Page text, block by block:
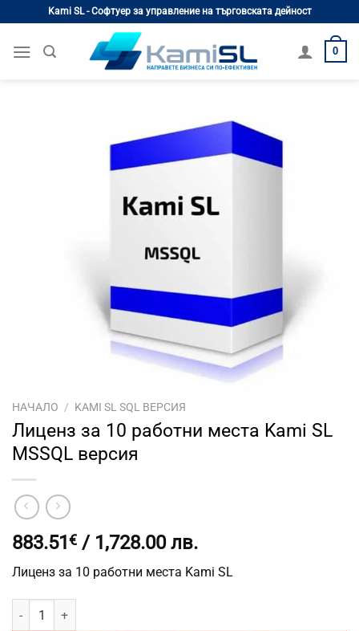
content
Kami SL - Софтуер за управление на търговската дейност
0
НАЧАЛО / KAMI SL SQL ВЕРСИЯ
Лиценз за 10 работни места Kami SL
MSSQL версия
883.51€ / 1,728.00 лв.
Лиценз за 10 работни места Kami SL
количество за Лиценз за 10 работни места Kami SL MSSQL